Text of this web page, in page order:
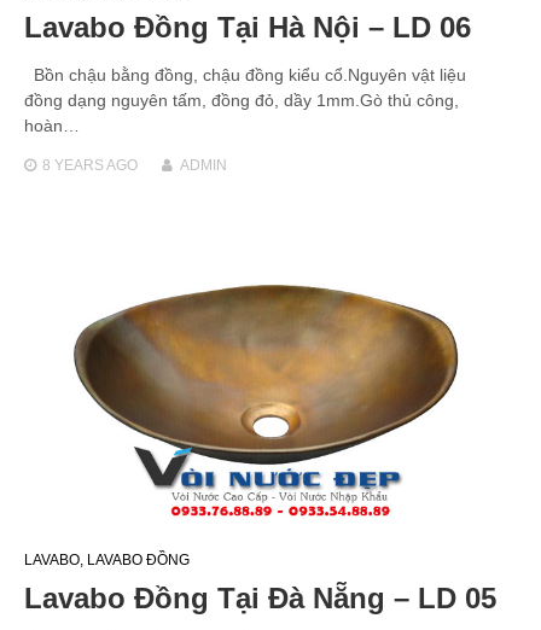
Lavabo Đồng Tại Hà Nội – LD 06
Bồn chậu bằng đồng, chậu đồng kiểu cổ.Nguyên vật liệu
đồng dạng nguyên tấm, đồng đỏ, dầy 1mm.Gò thủ công,
hoàn…
8 YEARSAGO ADMIN
LAVABO, LAVABO ĐỒNG
Lavabo Đồng Tại Đà Nẵng – LD 05